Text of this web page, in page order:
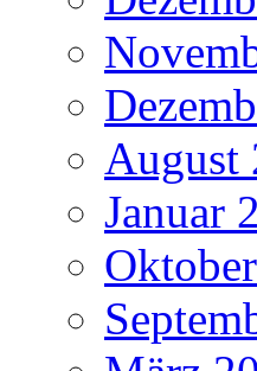
August
Januar